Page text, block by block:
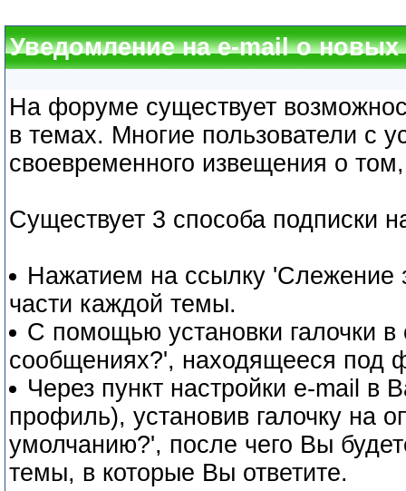
Уведомление на e-mail о
На форуме существует
в темах. Многие пользователи с
своевременного извещения о
Существует 3 способа подписки
Нажатием на ссылку 'Слежение
части каждой темы.
С помощью установки галочки
сообщениях?', находящееся под
Через пункт настройки e-mail
профиль), установив галочку на
умолчанию?', после чего Вы
темы, в которые Вы ответите.